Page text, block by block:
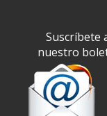
Suscríbete
nuestro